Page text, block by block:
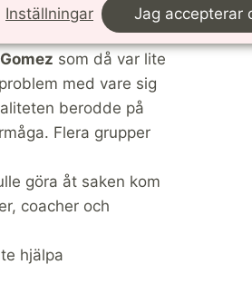
Inställningar Jag accepterar
och ger 1 av
som då var lite
med vare sig
berodde på
Flera grupper
göra åt saken kom
coacher och
hjälpa